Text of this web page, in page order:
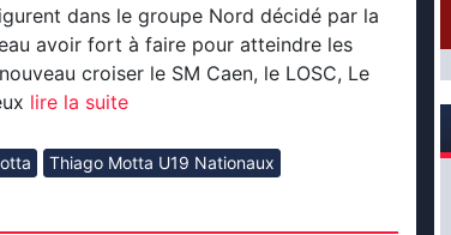
dans le groupe Nord décidé par la
avoir fort à faire pour atteindre les
croiser le SM Caen, le LOSC, Le
lire la suite
Thiago Motta U19 Nationaux